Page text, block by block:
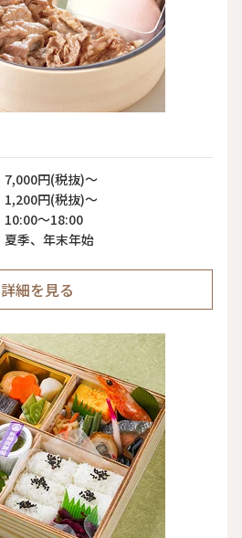
7,000円(税抜)〜
1,200円(税抜)〜
10:00〜18:00
夏季、年末年始
詳細を見る